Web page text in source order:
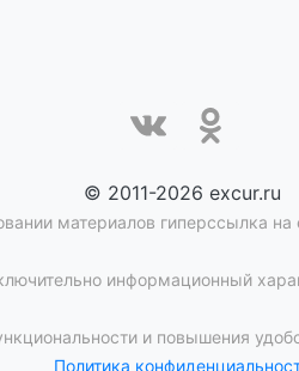
© 2011-2026 excur.ru
материалов гиперссылка на
информационный
и повышения
Политика